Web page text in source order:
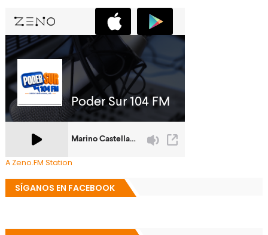
A Zeno.FM Station
SÍGANOS EN FACEBOOK